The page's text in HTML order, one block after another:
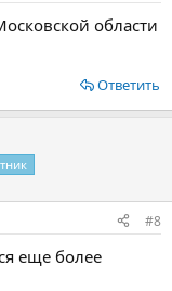
области
Ответить
#8
еще более